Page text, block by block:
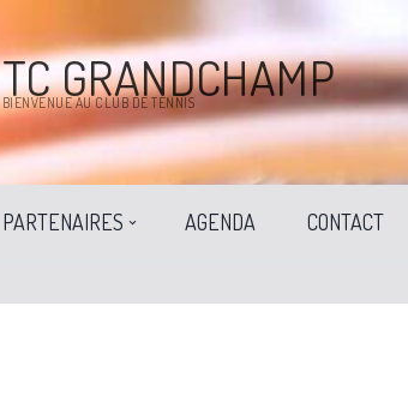
TC GRANDCHAMP
BIENVENUE AU CLUB DE TENNIS
PARTENAIRES AGENDA CONTACT